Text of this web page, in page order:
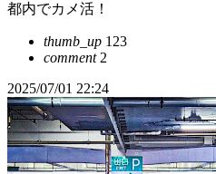
都内でカメ活！
thumb_up 123
comment2
2025/07/01 22:24